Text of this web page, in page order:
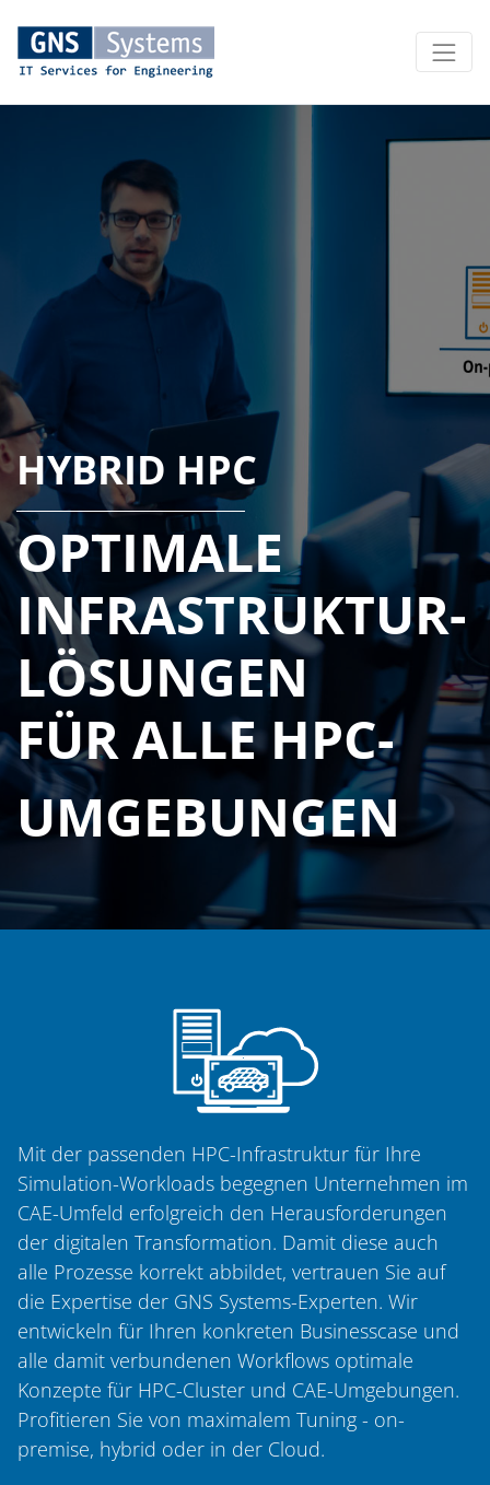
HYBRID HPC
OPTIMALE
INFRASTRUKTUR-
LÖSUNGEN
FÜR ALLE HPC-
UMGEBUNGEN
Mit der passenden HPC-Infrastruktur für Ihre
Simulation-Workloads begegnen Unternehmen im
CAE-Umfeld erfolgreich den Herausforderungen
der digitalen Transformation. Damit diese auch
alle Prozesse korrekt abbildet, vertrauen Sie auf
die Expertise der GNS Systems-Experten. Wir
entwickeln für Ihren konkreten Businesscase und
alle damit verbundenen Workflows optimale
Konzepte für HPC-Cluster und CAE-Umgebungen.
Profitieren Sie von maximalem Tuning - on-
premise, hybrid oder in der Cloud.